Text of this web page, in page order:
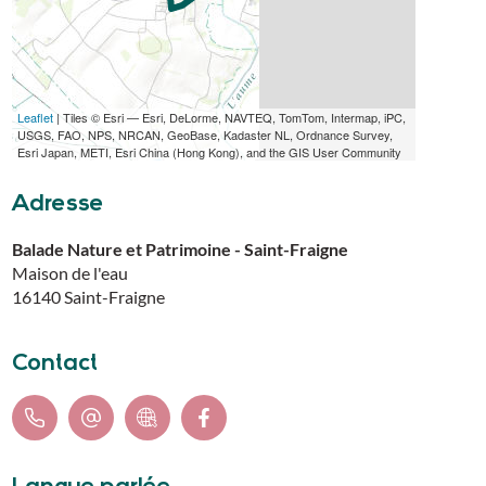
Leaflet| Tiles © Esri — Esri, DeLorme, NAVTEQ, TomTom, Intermap, iPC,
USGS, FAO, NPS, NRCAN, GeoBase, Kadaster NL, Ordnance Survey,
Esri Japan, METI, Esri China (Hong Kong), and the GIS User Community
TÉLÉCHARGER L'ITINÉRAIRE (GPX)
Adresse
Balade Nature et Patrimoine - Saint-Fraigne
Maison de l'eau
16140 Saint-Fraigne
Contact